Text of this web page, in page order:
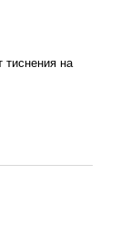
тиснения на